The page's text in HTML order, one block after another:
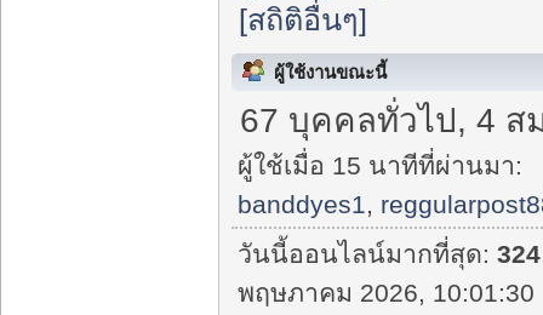
[สถิติอื่นๆ]
ผู้ใช้งานขณะนี้
67 บุคคลทั่วไป, 4 ส
ผู้ใช้เมื่อ 15 นาทีที่ผ่านมา:
banddyes1,
วันนี้ออนไลน์มากที่สุด:324
พฤษภาคม 2026, 10:01:30